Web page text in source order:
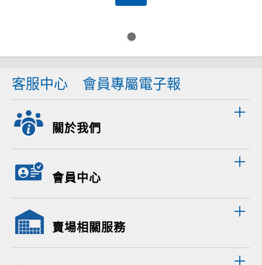
客服中心 會員專屬電子報
關於我們
會員中心
賣場相關服務